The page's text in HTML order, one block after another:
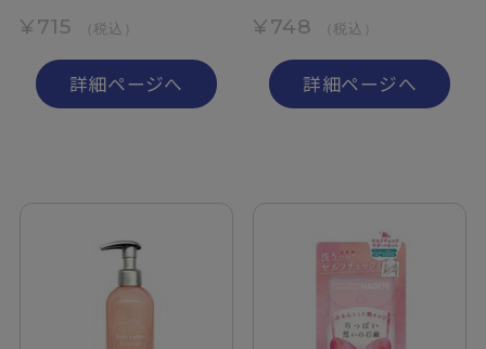
ペリカン石鹸について
ご利用案内
利用規約
¥715 （税込）
詳細ページへ
¥748 （税込）
詳細ページへ